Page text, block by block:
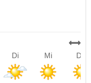
Di Mi Do